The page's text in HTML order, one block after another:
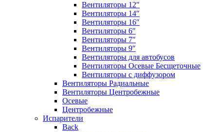
Вентиляторы 12″
Вентиляторы 14″
Вентиляторы 16″
Вентиляторы 6″
Вентиляторы 7″
Вентиляторы 9″
Вентиляторы для автобусов
Вентиляторы Осевые Бесщеточные
Вентиляторы с диффузором
Вентиляторы Радиальные
Вентиляторы Центробежные
Осевые
Центробежные
Испарители
Back